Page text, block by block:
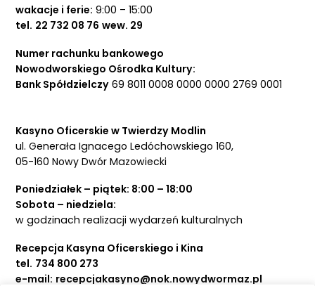
wakacje i ferie: 9:00 – 15:00
tel. 22 732 08 76 wew. 29
Numer rachunku bankowego
Nowodworskiego Ośrodka Kultury:
Bank Spółdzielczy69 8011 0008 0000 0000 2769 0001
Kasyno Oficerskie w Twierdzy Modlin
ul. Generała Ignacego Ledóchowskiego 160,
05-160 Nowy Dwór Mazowiecki
Poniedziałek – piątek: 8:00 – 18:00
Sobota – niedziela:
w godzinach realizacji wydarzeń kulturalnych
Recepcja Kasyna Oficerskiego i Kina
tel. 734 800 273
e-mail: recepcjakasyno@nok.nowydwormaz.pl